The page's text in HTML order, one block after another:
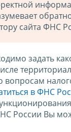
сайта ФНС
задать
вопросам
в ФНС
России Вы